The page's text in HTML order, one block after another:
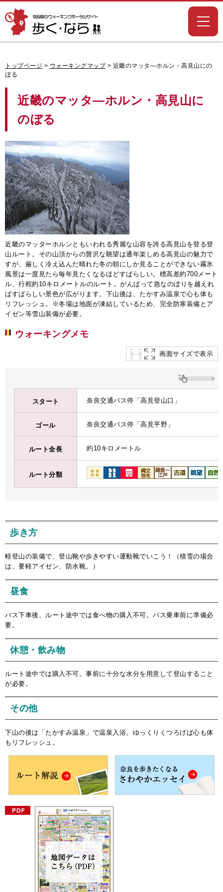
奈良県のウォー
キングポータル
サイト「歩く・
なら」
トップページ > ウォーキングマップ> 近畿のマッタ―ホルン・高見山にの
ぼる
近畿のマッタ―ホルン・高見山に
のぼる
近畿のマッターホルンともいわれる秀麗な山容を誇る高見山を登る登
山ルート。その山頂からの贅沢な眺望は通年楽しめる高見山の魅力で
すが、厳しく冷え込んだ晴れた冬の朝にしか見ることができない霧氷
風景は一度見たら毎年見たくなるほどすばらしい。標高差約700メート
ル、行程約10キロメートルのルート。がんばって急なのぼりを越えれ
ばすばらしい景色が広がります。下山後は、たかすみ温泉で心も体も
リフレッシュ。※冬場は地面が凍結しているため、完全防寒装備とア
イゼン等雪山装備が必要。
ウォーキングメモ
画面サイズで表示
スタート 奈良交通バス停「高見登山口」
ゴール 奈良交通バス停「高見平野」
ルート全長 約10キロメートル
ルート分類
歩き方
軽登山の装備で、登山靴や歩きやすい運動靴でいこう！（積雪の場合
は、要軽アイゼン、防水靴。）
昼食
バス下車後、ルート途中では食べ物の購入不可。バス乗車前に準備必
要。
休憩・飲み物
ルート途中では購入不可。事前に十分な水分を用意して登山すること
が必要。
その他
下山の後は「たかすみ温泉」で温泉入浴。ゆっくりくつろげば心も体
もリフレッシュ。